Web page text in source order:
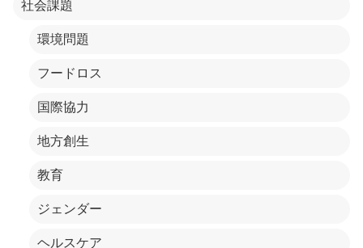
社会課題
環境問題
フードロス
国際協力
地方創生
教育
ジェンダー
ヘルスケア